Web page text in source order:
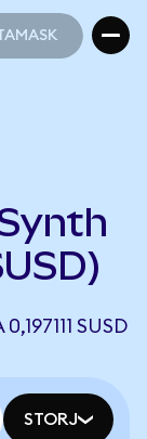
SUSD
STORJ